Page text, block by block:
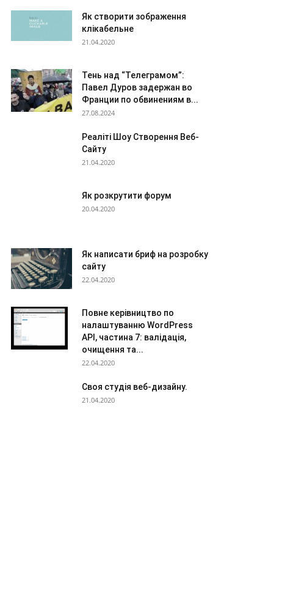
Як створити зображення
клікабельне
21.04.2020
Тень над “Телеграмом”:
Павел Дуров задержан во
Франции по обвинениям в...
27.08.2024
Реаліті Шоу Створення Веб-
Сайту
21.04.2020
Як розкрутити форум
20.04.2020
Як написати бриф на розробку
сайту
22.04.2020
Повне керівництво по
налаштуванню WordPress
API, частина 7: валідація,
очищення та...
22.04.2020
Своя студія веб-дизайну.
21.04.2020